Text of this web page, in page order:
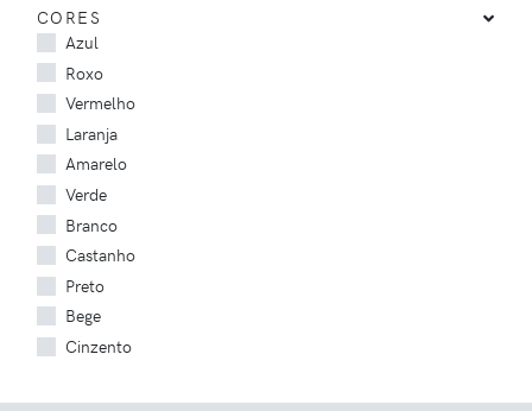
CORES
Azul
Roxo
Vermelho
Laranja
Amarelo
Verde
Branco
Castanho
Preto
Bege
Cinzento